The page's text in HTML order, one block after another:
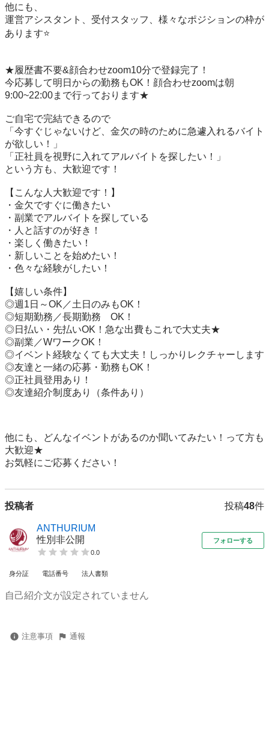
他にも、
運営アシスタント、受付スタッフ、様々なポジションの枠が
あります⭐️
★履歴書不要&顔合わせzoom10分で登録完了！
今応募して明日からの勤務もOK！顔合わせzoomは朝
9:00~22:00まで行っております★
ご自宅で完結できるので
「今すぐじゃないけど、金欠の時のために急遽入れるバイト
が欲しい！」
「正社員を視野に入れてアルバイトを探したい！」
という方も、大歓迎です！
【こんな人大歓迎です！】
・金欠ですぐに働きたい
・副業でアルバイトを探している
・人と話すのが好き！
・楽しく働きたい！
・新しいことを始めたい！
・色々な経験がしたい！
【嬉しい条件】
◎週1日～OK／土日のみもOK！
◎短期勤務／長期勤務　OK！
◎日払い・先払いOK！急な出費もこれで大丈夫★
◎副業／WワークOK！
◎イベント経験なくても大丈夫！しっかりレクチャーします
◎友達と一緒の応募・勤務もOK！
◎正社員登用あり！
◎友達紹介制度あり（条件あり）
他にも、どんなイベントがあるのか聞いてみたい！って方も
大歓迎★
お気軽にご応募ください！
投稿者 投稿48件
ANTHURIUM
性別非公開
0.0
フォローする
身分証 電話番号 法人書類
自己紹介文が設定されていません
注意事項 通報